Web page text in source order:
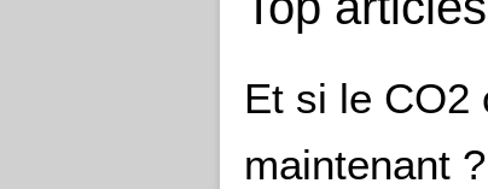
Et si le CO2
maintenant ?